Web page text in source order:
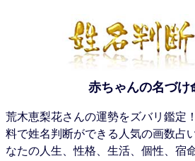
赤ちゃんの名づけ
荒木恵梨花さんの運勢をズバリ鑑定
料で姓名判断ができる人気の画数占
なたの人生、性格、生活、個性、宿